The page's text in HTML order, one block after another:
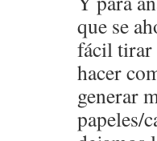
que se
fácil tirar
hacer
generar
papeles/